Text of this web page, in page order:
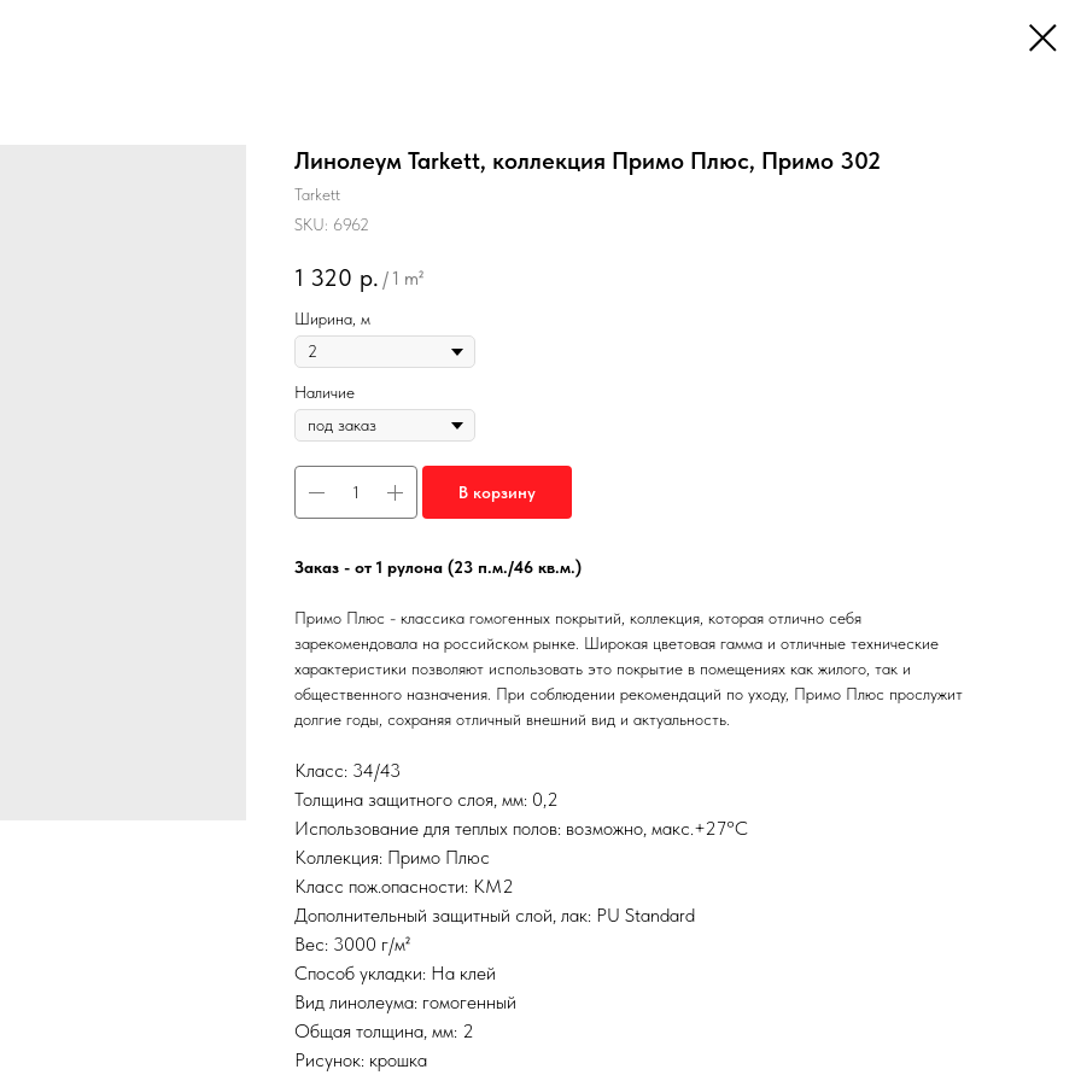
Линолеум Tarkett, коллекция Примо Плюс, Примо 302
Tarkett
SKU: 6962
1 320 р. / 1 m²
Ширина, м
Наличие
В корзину
Заказ - от 1 рулона (23 п.м./46 кв.м.)
Примо Плюс - классика гомогенных покрытий, коллекция, которая отлично себя
зарекомендовала на российском рынке. Широкая цветовая гамма и отличные технические
характеристики позволяют использовать это покрытие в помещениях как жилого, так и
общественного назначения. При соблюдении рекомендаций по уходу, Примо Плюс прослужит
долгие годы, сохраняя отличный внешний вид и актуальность.
Класс: 34/43
Толщина защитного слоя, мм: 0,2
Использование для теплых полов: возможно, макс.+27°С
Коллекция: Примо Плюс
Класс пож.опасности: КМ2
Дополнительный защитный слой, лак: PU Standard
Вес: 3000 г/м²
Способ укладки: На клей
Вид линолеума: гомогенный
Общая толщина, мм: 2
Рисунок: крошка